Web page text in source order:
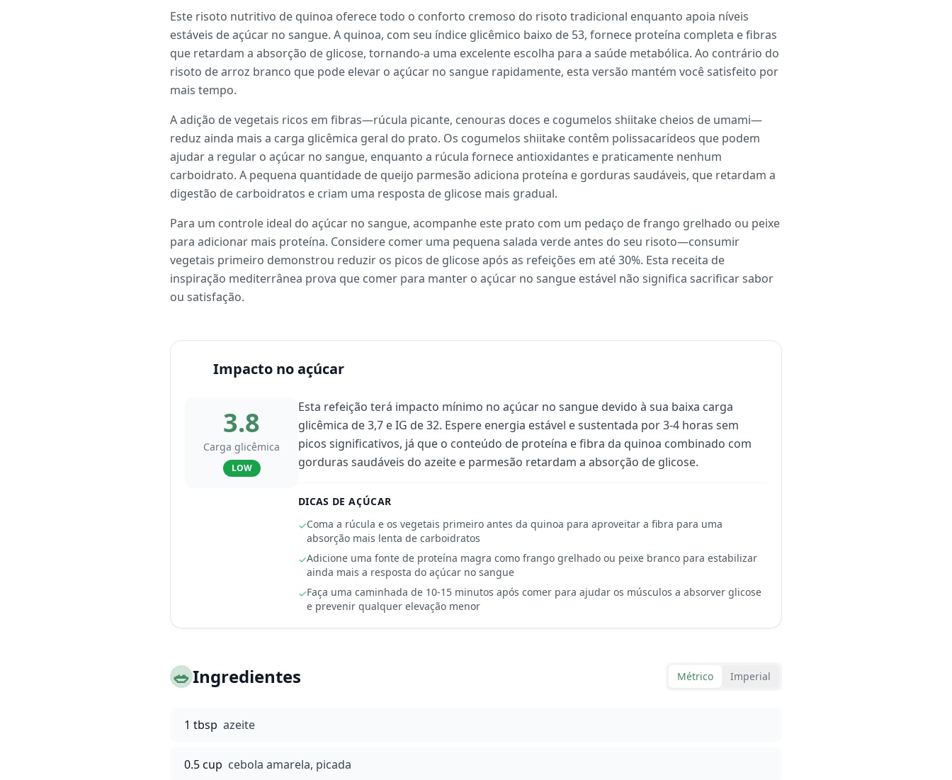
Este risoto nutritivo de quinoa oferece todo o conforto cremoso do risoto tradicional enquanto apoia níveis
estáveis de açúcar no sangue. A quinoa, com seu índice glicêmico baixo de 53, fornece proteína completa e fibras
que retardam a absorção de glicose, tornando-a uma excelente escolha para a saúde metabólica. Ao contrário do
risoto de arroz branco que pode elevar o açúcar no sangue rapidamente, esta versão mantém você satisfeito por
mais tempo.
A adição de vegetais ricos em fibras—rúcula picante, cenouras doces e cogumelos shiitake cheios de umami—
reduz ainda mais a carga glicêmica geral do prato. Os cogumelos shiitake contêm polissacarídeos que podem
ajudar a regular o açúcar no sangue, enquanto a rúcula fornece antioxidantes e praticamente nenhum
carboidrato. A pequena quantidade de queijo parmesão adiciona proteína e gorduras saudáveis, que retardam a
digestão de carboidratos e criam uma resposta de glicose mais gradual.
Para um controle ideal do açúcar no sangue, acompanhe este prato com um pedaço de frango grelhado ou peixe
para adicionar mais proteína. Considere comer uma pequena salada verde antes do seu risoto—consumir
vegetais primeiro demonstrou reduzir os picos de glicose após as refeições em até 30%. Esta receita de
inspiração mediterrânea prova que comer para manter o açúcar no sangue estável não significa sacrificar sabor
ou satisfação.
Impacto no açúcar
3.8
Carga glicêmica
LOW
Esta refeição terá impacto mínimo no açúcar no sangue devido à sua baixa carga
glicêmica de 3,7 e IG de 32. Espere energia estável e sustentada por 3-4 horas sem
picos significativos, já que o conteúdo de proteína e fibra da quinoa combinado com
gorduras saudáveis do azeite e parmesão retardam a absorção de glicose.
DICAS DE AÇÚCAR
✓Coma a rúcula e os vegetais primeiro antes da quinoa para aproveitar a fibra para uma
absorção mais lenta de carboidratos
✓Adicione uma fonte de proteína magra como frango grelhado ou peixe branco para estabilizar
ainda mais a resposta do açúcar no sangue
✓Faça uma caminhada de 10-15 minutos após comer para ajudar os músculos a absorver glicose
e prevenir qualquer elevação menor
🥗Ingredientes Métrico Imperial
1 tbsp azeite
0.5 cup cebola amarela, picada